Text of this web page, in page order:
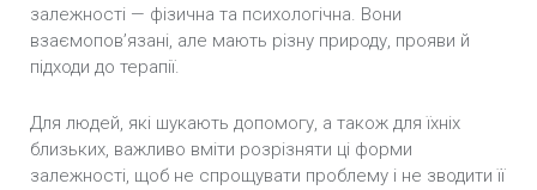
залежності — фізична та психологічна. Вони
взаємопов’язані, але мають різну природу, прояви й
підходи до терапії.
Для людей, які шукають допомогу, а також для їхніх
близьких, важливо вміти розрізняти ці форми
залежності, щоб не спрощувати проблему і не зводити її